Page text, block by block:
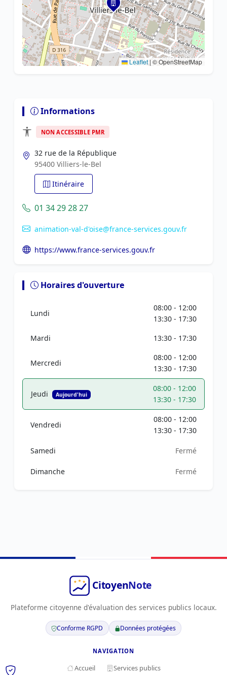
Leaflet | © OpenStreetMap
Informations
NON ACCESSIBLE PMR
32 rue de la République
95400 Villiers-le-Bel
Itinéraire
01 34 29 28 27
animation-val-d'oise@france-services.gouv.fr
https://www.france-services.gouv.fr
Horaires d'ouverture
Lundi
08:00 - 12:00
13:30 - 17:30
Mardi
13:30 - 17:30
Mercredi
08:00 - 12:00
13:30 - 17:30
Jeudi Aujourd'hui
08:00 - 12:00
13:30 - 17:30
Vendredi
08:00 - 12:00
13:30 - 17:30
Samedi Fermé
Dimanche Fermé
Plateforme citoyenne d'évaluation des services publics locaux.
Conforme RGPD Données protégées
NAVIGATION
Accueil Services publics